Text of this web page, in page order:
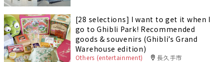
[28 selections] I want to get it when I
go to Ghibli Park! Recommended
goods & souvenirs (Ghibli’s Grand
Warehouse edition)
Others (entertainment) 長久手市